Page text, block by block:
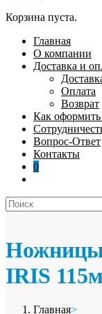
Корзина пуста.
Главная
О компании
Доставка и
Оплата
Возврат
Как оформить
Вопрос-Ответ
Контакты
0
IRIS
Главная>